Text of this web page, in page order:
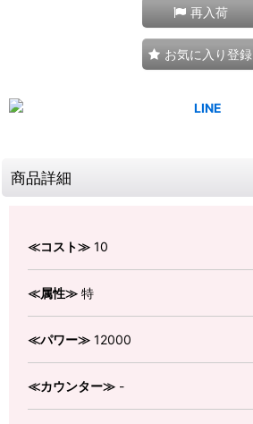
再入荷
お気に入り登録
商品詳細
≪コスト≫ 10
≪属性≫ 特
≪パワー≫ 12000
≪カウンター≫ -